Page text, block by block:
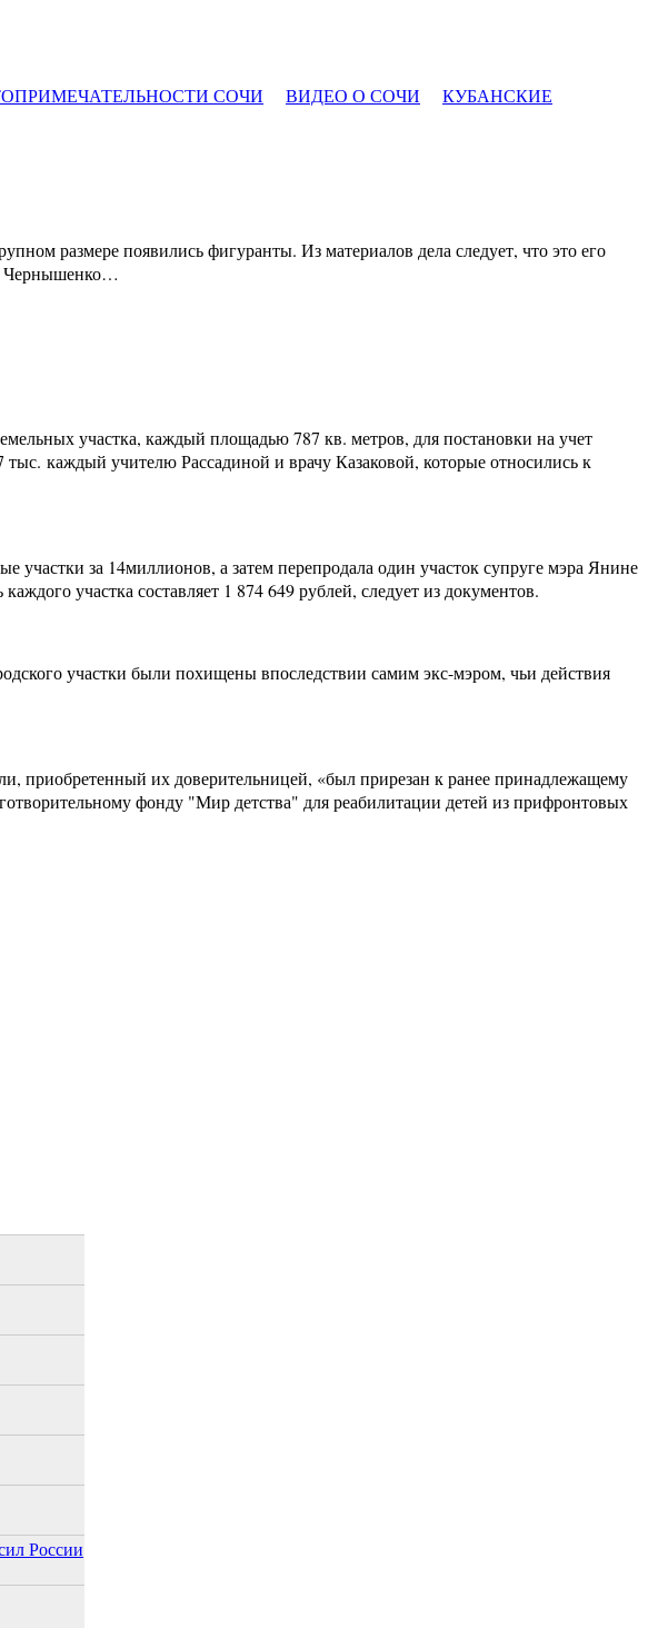
СОЧИ ВИДЕО О СОЧИ
КУБАНСКИЕ
размере появились фигуранты. Из материалов дела следует, что это его
Чернышенко…
участка, каждый площадью 787 кв. метров, для постановки на учет
каждый учителю Рассадиной и врачу Казаковой, которые относились к
за 14миллионов, а затем перепродала один участок супруге мэра Янине
участка составляет 1 874 649 рублей, следует из документов.
участки были похищены впоследствии самим экс-мэром, чьи действия
приобретенный их доверительницей, «был прирезан к ранее принадлежащему
фонду "Мир детства" для реабилитации детей из прифронтовых
России